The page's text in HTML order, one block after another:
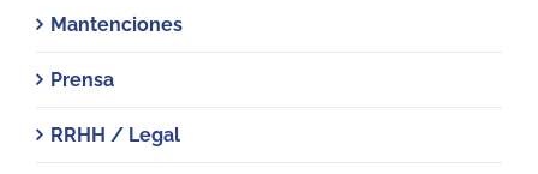
Mantenciones
Prensa
RRHH / Legal